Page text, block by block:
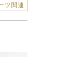
ツ関連